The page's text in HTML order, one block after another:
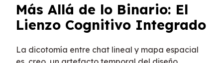
Más Allá de lo Binario: El
Lienzo Cognitivo Integrado
La dicotomía entre chat lineal y mapa espacial